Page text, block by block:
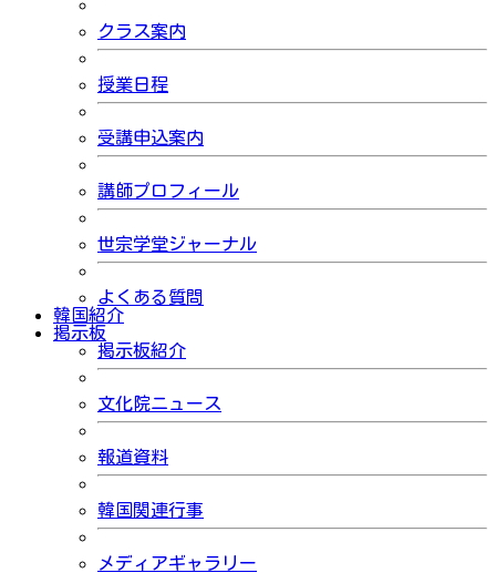
クラス案内
授業日程
受講申込案内
講師プロフィール
世宗学堂ジャーナル
よくある質問
韓国紹介
掲示板
掲示板紹介
文化院ニュース
報道資料
韓国関連行事
メディアギャラリー